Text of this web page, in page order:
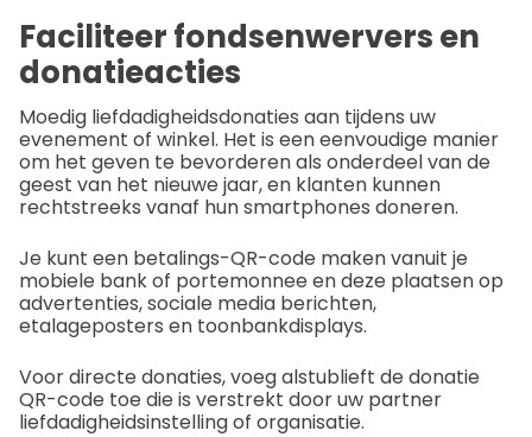
Faciliteer fondsenwervers en
donatieacties
Moedig liefdadigheidsdonaties aan tijdens uw
evenement of winkel. Het is een eenvoudige manier
om het geven te bevorderen als onderdeel van de
geest van het nieuwe jaar, en klanten kunnen
rechtstreeks vanaf hun smartphones doneren.
Je kunt een betalings-QR-code maken vanuit je
mobiele bank of portemonnee en deze plaatsen op
advertenties, sociale media berichten,
etalageposters en toonbankdisplays.
Voor directe donaties, voeg alstublieft de donatie
QR-code toe die is verstrekt door uw partner
liefdadigheidsinstelling of organisatie.